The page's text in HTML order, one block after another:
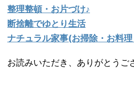
整理整頓・お片づけ♪
断捨離でゆとり生活
ナチュラル家事(お掃除・お料
お読みいただき、ありがとうご